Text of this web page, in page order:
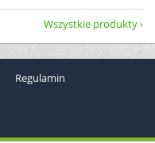
Wszystkie produkty
Regulamin